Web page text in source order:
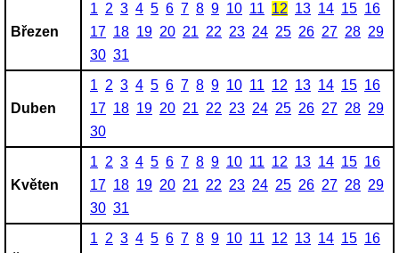
Březen
1 2 3 4 5 6 7 8 9 10 11 12 13 14 15 16
17 18 19 20 21 22 23 24 25 26 27 28 29
30 31
Duben
1 2 3 4 5 6 7 8 9 10 11 12 13 14 15 16
17 18 19 20 21 22 23 24 25 26 27 28 29
30
Květen
1 2 3 4 5 6 7 8 9 10 11 12 13 14 15 16
17 18 19 20 21 22 23 24 25 26 27 28 29
30 31
1 2 3 4 5 6 7 8 9 10 11 12 13 14 15 16